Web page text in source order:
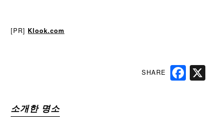
[PR] Klook.com
SHARE
소개한 명소